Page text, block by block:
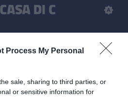
Process My Personal
sale, sharing to third parties, or
or sensitive information for
l'arrivo in